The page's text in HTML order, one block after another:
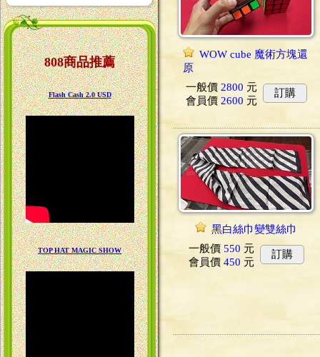
808商品推薦
Flash Cash 2.0 USD
TOP HAT MAGIC SHOW
WOW cube 魔術方塊還
原
一般價 2800 元
會員價 2600 元
訂購
黑白絲巾變雙絲巾
一般價 550 元
會員價 450 元
訂購